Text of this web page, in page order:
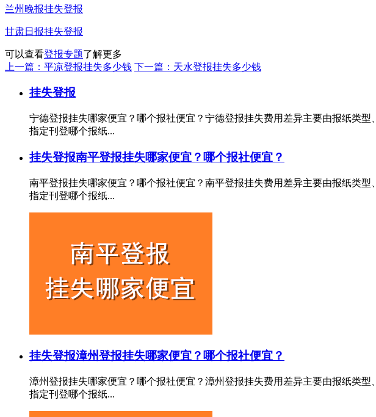
兰州晚报挂失登报
甘肃日报挂失登报
可以查看登报专题了解更多
上一篇：平凉登报挂失多少钱 下一篇：天水登报挂失多少钱
挂失登报
宁德登报挂失哪家便宜？哪个报社便宜？宁德登报挂失费用差异主要由报纸类
指定刊登哪个报纸...
挂失登报南平登报挂失哪家便宜？哪个报社便宜？
南平登报挂失哪家便宜？哪个报社便宜？南平登报挂失费用差异主要由报纸类
指定刊登哪个报纸...
挂失登报漳州登报挂失哪家便宜？哪个报社便宜？
漳州登报挂失哪家便宜？哪个报社便宜？漳州登报挂失费用差异主要由报纸类
指定刊登哪个报纸...